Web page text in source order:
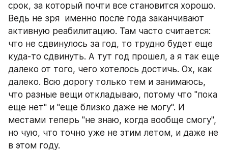
срок, за который почти все становится хорошо.
Ведь не зря  именно после года заканчивают
активную реабилитацию. Там часто считается:
что не сдвинулось за год, то трудно будет еще
куда-то сдвинуть. А тут год прошел, а я так еще
далеко от того, чего хотелось достичь. Ох, как
далеко. Всю дорогу только тем и занимаюсь,
что разные вещи откладываю, потому что "пока
еще нет" и "еще близко даже не могу". И
местами теперь "не знаю, когда вообще смогу",
но чую, что точно уже не этим летом, и даже не
в этом году.